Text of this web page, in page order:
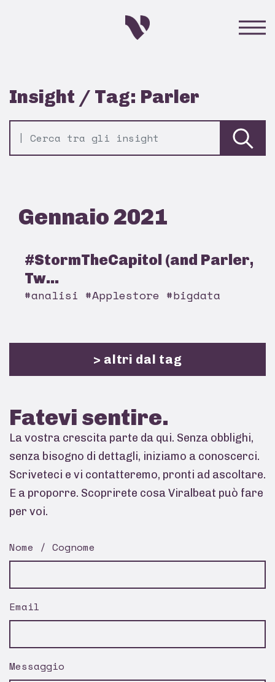
Insight / Tag: Parler
Gennaio 2021
#StormTheCapitol (and Parler,
Tw...
#analisi #Applestore #bigdata
> altri dal tag
Fatevi sentire.
La vostra crescita parte da qui. Senza obblighi,
senza bisogno di dettagli, iniziamo a conoscerci.
Scriveteci e vi contatteremo, pronti ad ascoltare.
E a proporre. Scoprirete cosa Viralbeat può fare
per voi.
Nome / Cognome
Email
Messaggio